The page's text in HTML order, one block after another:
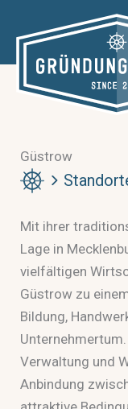
Inhalt
springen
Güstrow
Mit ihrer
Lage in
vielfältigen
Güstrow zu
Bildung,
Verwaltung und
Anbindung